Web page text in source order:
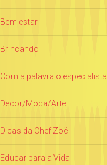
Bem estar
Brincando
Com a palavra o especialista
Decor/Moda/Arte
Dicas da Chef Zoë
Educar para a Vida